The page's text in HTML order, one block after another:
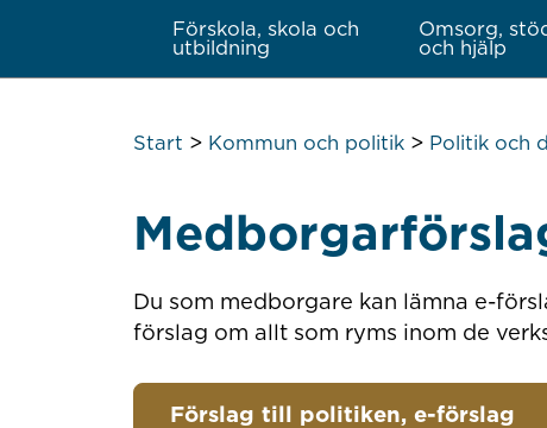
Förskola, skola och
utbildning
Omsorg,
och hjälp
Start > Kommun och politik> Politik och
Du som medborgare kan lämna e-
förslag om allt som ryms inom de
Förslag till politiken, e-förslag